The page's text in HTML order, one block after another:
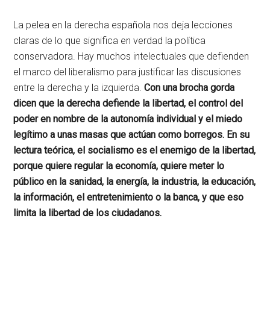
La pelea en la derecha española nos deja lecciones
claras de lo que significa en verdad la política
conservadora. Hay muchos intelectuales que defienden
el marco del liberalismo para justificar las discusiones
entre la derecha y la izquierda.Con una brocha gorda
dicen que la derecha defiende la libertad, el control del
poder en nombre de la autonomía individual y el miedo
legítimo a unas masas que actúan como borregos. En su
lectura teórica, el socialismo es el enemigo de la libertad,
porque quiere regular la economía, quiere meter lo
público en la sanidad, la energía, la industria, la educación,
la información, el entretenimiento o la banca, y que eso
limita la libertad de los ciudadanos.